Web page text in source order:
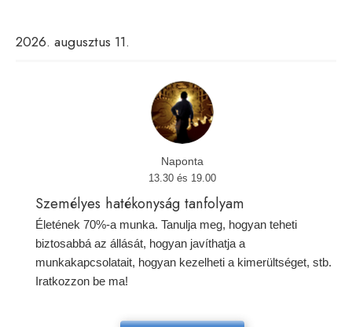
2026. augusztus 11.
Naponta
13.30 és 19.00
Személyes hatékonyság tanfolyam
Életének 70%-a munka. Tanulja meg, hogyan teheti
biztosabbá az állását, hogyan javíthatja a
munkakapcsolatait, hogyan kezelheti a kimerültséget, stb.
Iratkozzon be ma!